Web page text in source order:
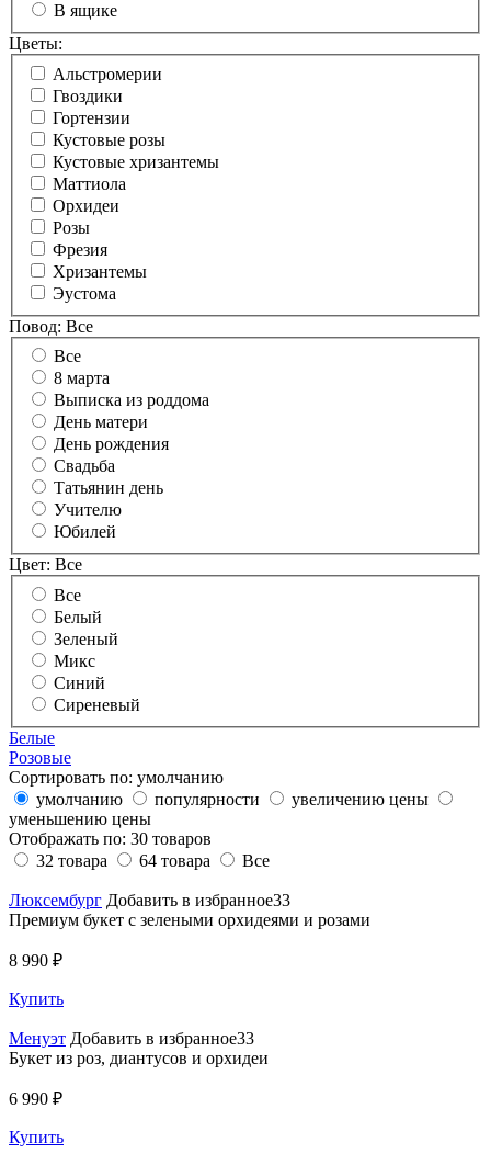
В ящике
Цветы:
Альстромерии
Гвоздики
Гортензии
Кустовые розы
Кустовые хризантемы
Маттиола
Орхидеи
Розы
Фрезия
Хризантемы
Эустома
Повод: Все
Все
8 марта
Выписка из роддома
День матери
День рождения
Свадьба
Татьянин день
Учителю
Юбилей
Цвет: Все
Все
Белый
Зеленый
Микс
Синий
Сиреневый
Белые
Розовые
Сортировать по: умолчанию
умолчанию
популярности
увеличению цены
уменьшению цены
Отображать по: 30 товаров
32 товара
64 товара Все
Люксембург Добавить в избранное33
Премиум букет с зелеными орхидеями и розами
8 990 ₽
Купить
Менуэт Добавить в избранное33
Букет из роз, диантусов и орхидеи
6 990 ₽
Купить